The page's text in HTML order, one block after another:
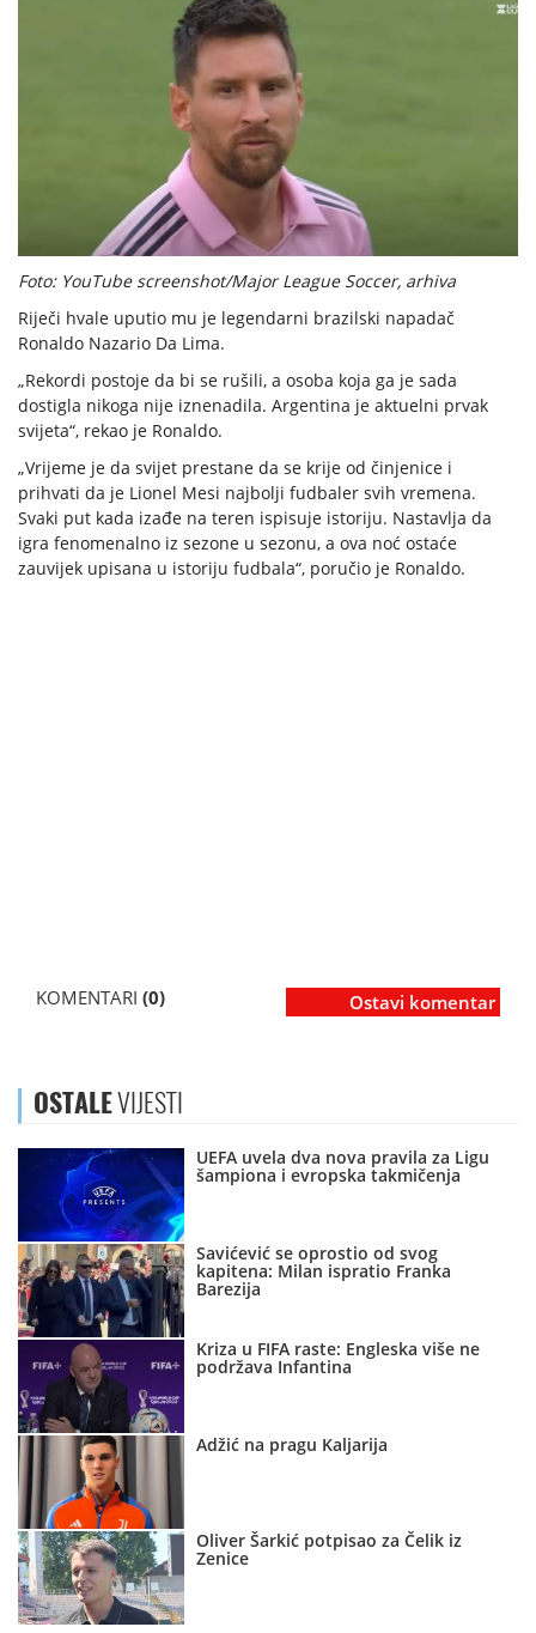
Foto: YouTube screenshot/Major League Soccer, arhiva
Riječi hvale uputio mu je legendarni brazilski napadač
Ronaldo Nazario Da Lima.
„Rekordi postoje da bi se rušili, a osoba koja ga je sada
dostigla nikoga nije iznenadila. Argentina je aktuelni prvak
svijeta“, rekao je Ronaldo.
„Vrijeme je da svijet prestane da se krije od činjenice i
prihvati da je Lionel Mesi najbolji fudbaler svih vremena.
Svaki put kada izađe na teren ispisuje istoriju. Nastavlja da
igra fenomenalno iz sezone u sezonu, a ova noć ostaće
zauvijek upisana u istoriju fudbala“, poručio je Ronaldo.
KOMENTARI (0) Ostavi komentar
OSTALEVIJESTI
UEFA uvela dva nova pravila za Ligu
šampiona i evropska takmičenja
Savićević se oprostio od svog
kapitena: Milan ispratio Franka
Barezija
Kriza u FIFA raste: Engleska više ne
podržava Infantina
Adžić na pragu Kaljarija
Oliver Šarkić potpisao za Čelik iz
Zenice